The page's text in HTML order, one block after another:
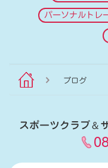
パーソナルトレ
ブログ
スポーツクラブ＆